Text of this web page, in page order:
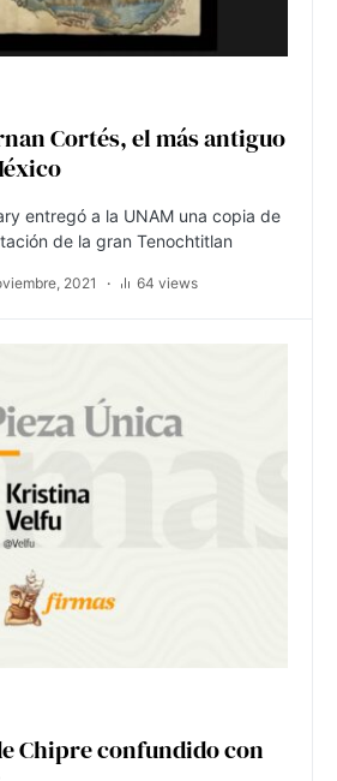
Cortés, el más antiguo
entregó a la UNAM una copia de
de la gran Tenochtitlan
2021 64 views
Chipre confundido con